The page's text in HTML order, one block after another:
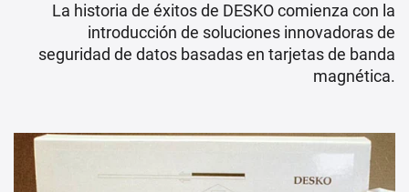
La historia de éxitos de DESKO comienza con la
introducción de soluciones innovadoras de
seguridad de datos basadas en tarjetas de banda
magnética.